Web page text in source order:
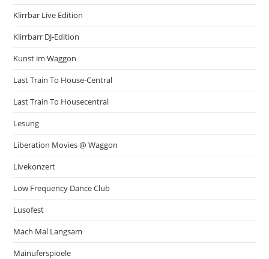
Klirrbar Live Edition
Klirrbarr DJ-Edition
Kunst im Waggon
Last Train To House-Central
Last Train To Housecentral
Lesung
Liberation Movies @ Waggon
Livekonzert
Low Frequency Dance Club
Lusofest
Mach Mal Langsam
Mainuferspioele